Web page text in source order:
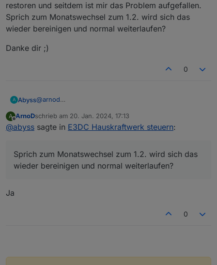
restoren und seitdem ist mir das Problem aufgefallen.
Sprich zum Monatswechsel zum 1.2. wird sich das
wieder bereinigen und normal weiterlaufen?
Danke dir ;)
0
A Abyss@arnod
So etwas hatte ich gehofft/befürchtet.
Musste diese Woche ein Backup meiner iobroker-VM
wieder bereinigen und normal weiterlaufen?
Danke dir ;)
A
Offline
ArnoDschrieb am 20. Jan. 2024, 17:13
zuletzt editiert von
@abyss sagte in E3DC Hauskraftwerk steuern:
Sprich zum Monatswechsel zum 1.2. wird sich das
wieder bereinigen und normal weiterlaufen?
Ja
0